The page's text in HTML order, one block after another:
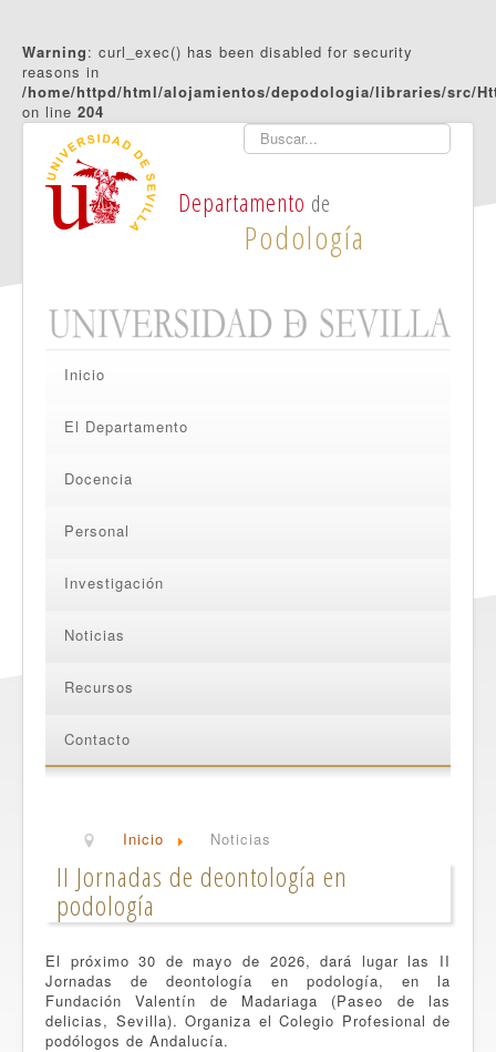
Warning: curl_exec() has been disabled for security
reasons in
/home/httpd/html/alojamientos/depodologia/libraries/src/
on line 204
Buscar
Departamento de
Podología
Inicio
El Departamento
Docencia
Personal
Investigación
Noticias
Recursos
Contacto
Inicio Noticias
II Jornadas de deontología en
podología
El próximo 30 de mayo de 2026, dará lugar las II
Jornadas de deontología en podología, en la
Fundación Valentín de Madariaga (Paseo de las
delicias, Sevilla). Organiza el Colegio Profesional de
podólogos de Andalucía.